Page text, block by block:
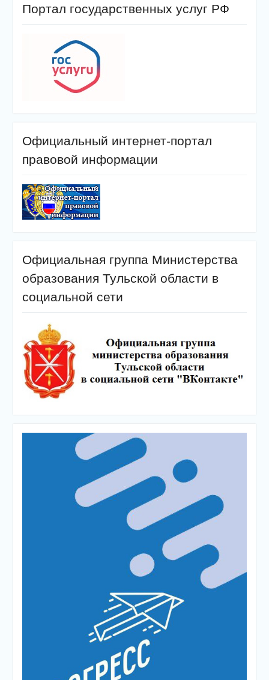
Портал государственных услуг РФ
Официальный интернет-портал
правовой информации
Официальная группа Министерства
образования Тульской области в
социальной сети